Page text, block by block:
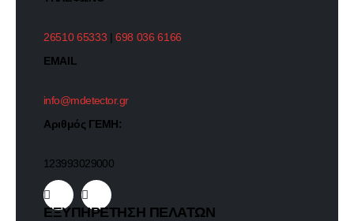
26510 65333 |698 036 6166
EMAIL
info@mdetector.gr
Αριθμός ΓΕΜΗ:
123993029000
ΕΞΥΠΗΡΕΤΗΣΗ ΠΕΛΑΤΩΝ